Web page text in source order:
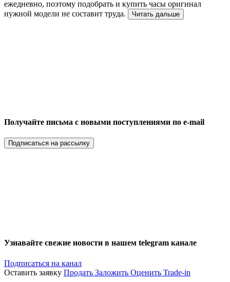
ежедневно, поэтому подобрать и купить часы оригинал
нужной модели не составит труда.
Читать дальше
Получайте письма с новыми поступлениями по e-mail
Подписаться на рассылку
Узнавайте свежие новости в нашем telegram канале
Подписаться на канал
Оставить заявку Продать Заложить Оценить Trade-in